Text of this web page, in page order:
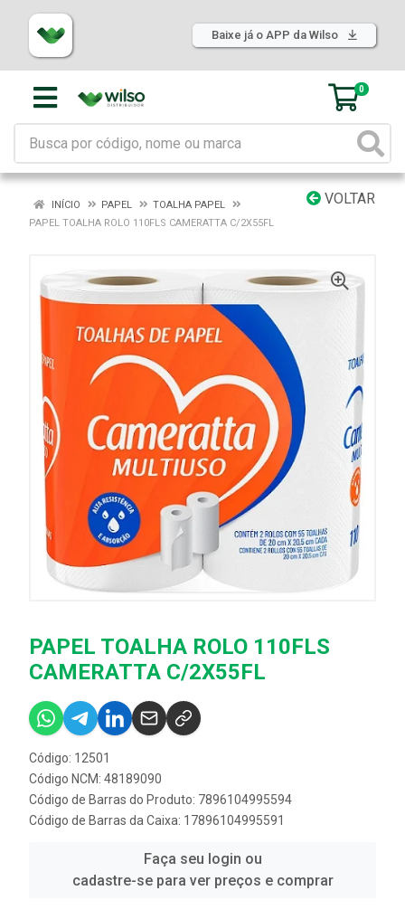
Baixe já o APP da Wilso
0
VOLTAR
INÍCIO PAPEL
TOALHA PAPEL
PAPEL TOALHA ROLO 110FLS CAMERATTA C/2X55FL
PAPEL TOALHA ROLO 110FLS
CAMERATTA C/2X55FL
Código: 12501
Código NCM: 48189090
Código de Barras do Produto: 7896104995594
Código de Barras da Caixa: 17896104995591
Faça seu login ou
cadastre-se para ver preços e comprar